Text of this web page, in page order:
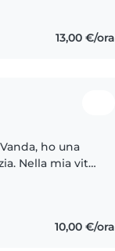
13,00 €/ora
ho una
Nella mia vita
10,00 €/ora